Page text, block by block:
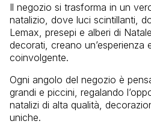
Il negozio si trasforma in un
natalizio, dove luci scintillanti,
Lemax, presepi e alberi di
decorati, creano un’esperienza
coinvolgente.
Ogni angolo del negozio è
grandi e piccini, regalando
natalizi di alta qualità,
uniche.